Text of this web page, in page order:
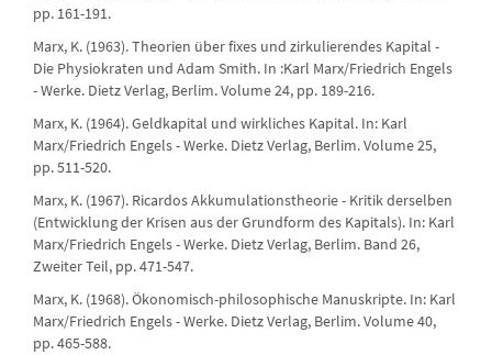
pp. 161-191.
Marx, K. (1963). Theorien über fixes und zirkulierendes Kapital -
Die Physiokraten und Adam Smith. In :Karl Marx/Friedrich Engels
- Werke. Dietz Verlag, Berlim. Volume 24, pp. 189-216.
Marx, K. (1964). Geldkapital und wirkliches Kapital. In: Karl
Marx/Friedrich Engels - Werke. Dietz Verlag, Berlim. Volume 25,
pp. 511-520.
Marx, K. (1967). Ricardos Akkumulationstheorie - Kritik derselben
(Entwicklung der Krisen aus der Grundform des Kapitals). In: Karl
Marx/Friedrich Engels - Werke. Dietz Verlag, Berlim. Band 26,
Zweiter Teil, pp. 471-547.
Marx, K. (1968). Ökonomisch-philosophische Manuskripte. In: Karl
Marx/Friedrich Engels - Werke. Dietz Verlag, Berlim. Volume 40,
pp. 465-588.